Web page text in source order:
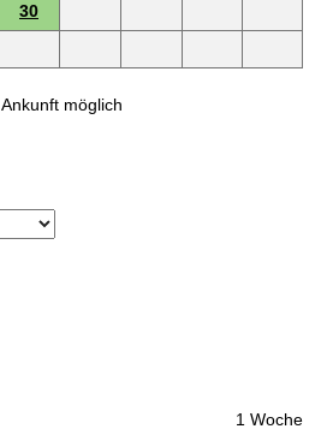
30
Ankunft möglich
1 Woche